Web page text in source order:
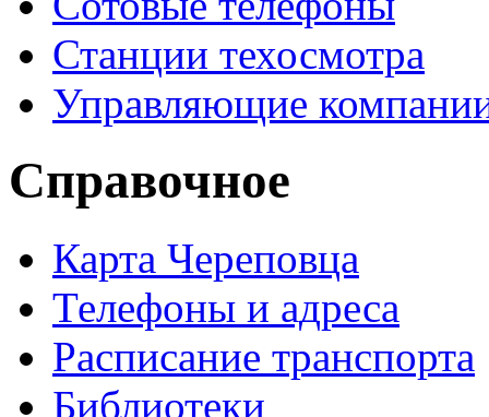
Станции техосмотра
Управляющие
Справочное
Карта Череповца
Телефоны и адреса
Расписание транспорта
Библиотеки